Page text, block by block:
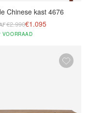
Chinese kast 4676
€2.990€1.095
VOORRAAD